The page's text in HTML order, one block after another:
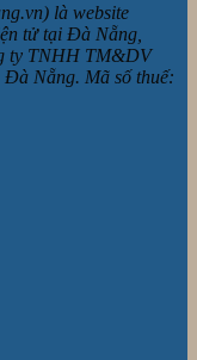
là website
tử tại Đà Nẵng,
ty TNHH TM&DV
Nẵng. Mã số thuế: